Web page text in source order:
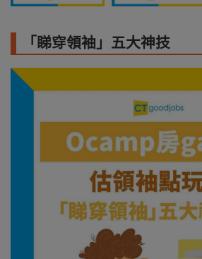
「睇穿領袖」五大神技